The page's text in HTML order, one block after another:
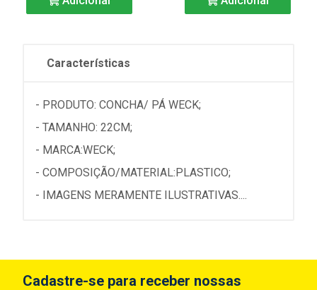
Características
- PRODUTO: CONCHA/ PÁ WECK;
- TAMANHO: 22CM;
- MARCA:WECK;
- COMPOSIÇÃO/MATERIAL:PLASTICO;
- IMAGENS MERAMENTE ILUSTRATIVAS....
Cadastre-se para receber nossas